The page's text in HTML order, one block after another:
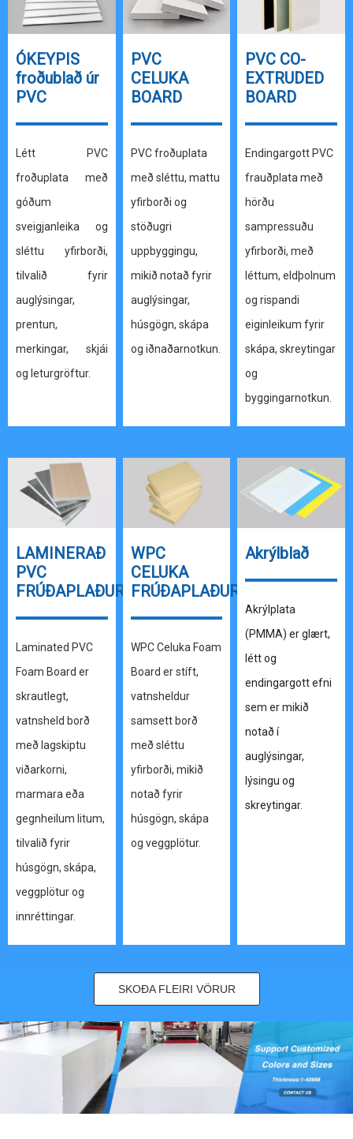
ÓKEYPIS
froðublað úr
PVC
Létt PVC
froðuplata með
góðum
sveigjanleika og
sléttu yfirborði,
tilvalið fyrir
auglýsingar,
prentun,
merkingar, skjái
og leturgröftur.
PVC
CELUKA
BOARD
PVC froðuplata
með sléttu, mattu
yfirborði og
stöðugri
uppbyggingu,
mikið notað fyrir
auglýsingar,
húsgögn, skápa
og iðnaðarnotkun.
PVC CO-
EXTRUDED
BOARD
Endingargott PVC
frauðplata með
hörðu
sampressuðu
yfirborði, með
léttum, eldþolnum
og rispandi
eiginleikum fyrir
skápa, skreytingar
og
byggingarnotkun.
LAMINERAÐ
PVC
FRÚÐAPLAÐUR
Laminated PVC
Foam Board er
skrautlegt,
vatnsheld borð
með lagskiptu
viðarkorni,
marmara eða
gegnheilum litum,
tilvalið fyrir
húsgögn, skápa,
veggplötur og
innréttingar.
WPC
CELUKA
FRÚÐAPLAÐUR
WPC Celuka Foam
Board er stíft,
vatnsheldur
samsett borð
með sléttu
yfirborði, mikið
notað fyrir
húsgögn, skápa
og veggplötur.
Akrýlblað
Akrýlplata
(PMMA) er glært,
létt og
endingargott efni
sem er mikið
notað í
auglýsingar,
lýsingu og
skreytingar.
SKOÐA FLEIRI VÖRUR